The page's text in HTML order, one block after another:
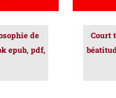
de
epub, pdf,
Court